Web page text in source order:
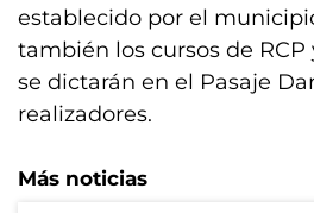
establecido por el
también los cursos de
se dictarán en el Pasaje
realizadores.
Más noticias